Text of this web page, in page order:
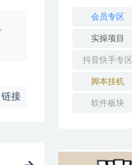
链接
会员专区
实操项目
抖音快手专区
脚本挂机
软件板块